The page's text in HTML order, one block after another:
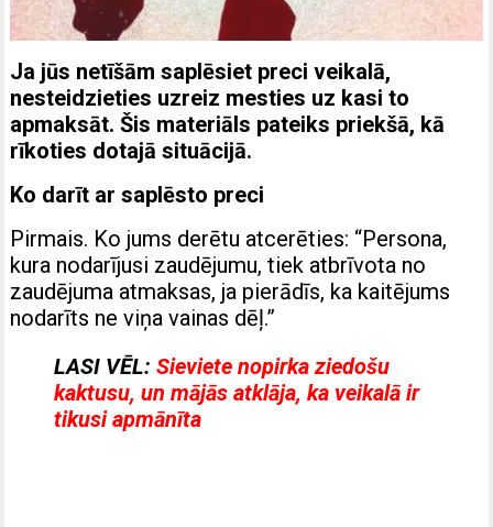
Ja jūs netīšām saplēsiet preci veikalā,
nesteidzieties uzreiz mesties uz kasi to
apmaksāt. Šis materiāls pateiks priekšā, kā
rīkoties dotajā situācijā.
Ko darīt ar saplēsto preci
Pirmais. Ko jums derētu atcerēties: “Persona,
kura nodarījusi zaudējumu, tiek atbrīvota no
zaudējuma atmaksas, ja pierādīs, ka kaitējums
nodarīts ne viņa vainas dēļ.”
LASI VĒL:Sieviete nopirka ziedošu
kaktusu, un mājās atklāja, ka veikalā ir
tikusi apmānīta